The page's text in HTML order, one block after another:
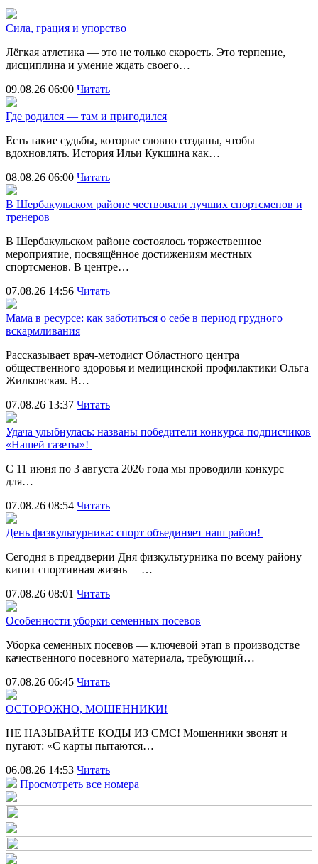
Сила, грация и упорство
Лёгкая атлетика — это не только скорость. Это терпение,
дисциплина и умение ждать своего…
09.08.26 06:00 Читать
Где родился — там и пригодился
Есть такие судьбы, которые словно созданы, чтобы
вдохновлять. История Ильи Кукшина как…
08.08.26 06:00 Читать
В Шербакульском районе чествовали лучших спортсменов и
тренеров
В Шербакульском районе состоялось торжественное
мероприятие, посвящённое достижениям местных
спортсменов. В центре…
07.08.26 14:56 Читать
Мама в ресурсе: как заботиться о себе в период грудного
вскармливания
Рассказывает врач-методист Областного центра
общественного здоровья и медицинской профилактики Ольга
Жилковская. В…
07.08.26 13:37 Читать
Удача улыбнулась: названы победители конкурса подписчиков
«Нашей газеты»!
С 11 июня по 3 августа 2026 года мы проводили конкурс
для…
07.08.26 08:54 Читать
День физкультурника: спорт объединяет наш район!
Сегодня в преддверии Дня физкультурника по всему району
кипит спортивная жизнь —…
07.08.26 08:01 Читать
Особенности уборки семенных посевов
Уборка семенных посевов — ключевой этап в производстве
качественного посевного материала, требующий…
07.08.26 06:45 Читать
ОСТОРОЖНО, МОШЕННИКИ!
НЕ НАЗЫВАЙТЕ КОДЫ ИЗ СМС! Мошенники звонят и
пугают: «С карты пытаются…
06.08.26 14:53 Читать
Просмотреть все номера